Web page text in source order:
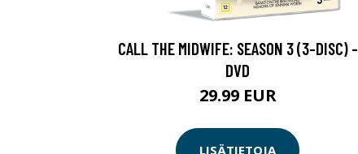
CALL THE MIDWIFE: SEASON 3 (3-DISC) -
DVD
29.99 EUR
LISÄTIETOJA